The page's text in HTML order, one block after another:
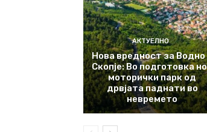
АКТУЕЛНО
Нова вредност за Водно
Скопје: Во подготовка
моторички парк од
дрвјата паднати во
невремето